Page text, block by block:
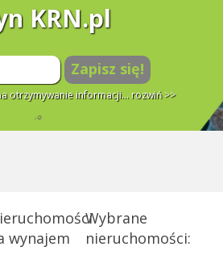
KRN.pl
Zapisz się!
otrzymywanie informacji... rozwiń >>
wynajem
Wybrane
nieruchomości: